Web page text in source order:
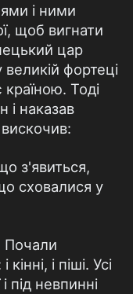
і ними
щоб вигнати
цар
великій фортеці
Тоді
і наказав
з'явиться,
сховалися у
Почали
і піші. Усі
під невпинні